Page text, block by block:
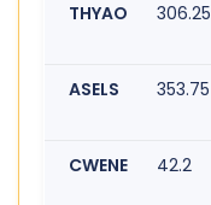
THYAO 306.25
ASELS 353.75
CWENE 42.2